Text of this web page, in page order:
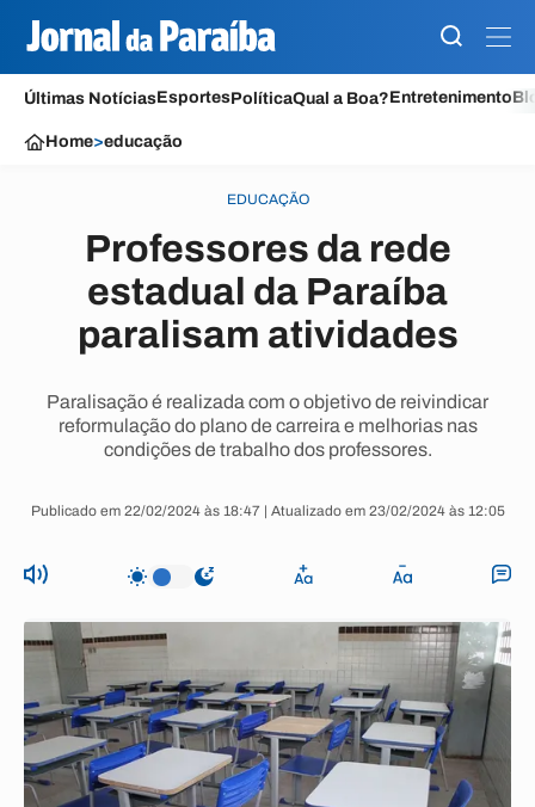
Últimas NotíciasEsportesPolíticaQual a Boa?Entretenimento
Home>educação
EDUCAÇÃO
Professores da rede
estadual da Paraíba
paralisam atividades
Paralisação é realizada com o objetivo de reivindicar
reformulação do plano de carreira e melhorias nas
condições de trabalho dos professores.
Publicado em 22/02/2024 às 18:47 | Atualizado em 23/02/2024 às 12:05